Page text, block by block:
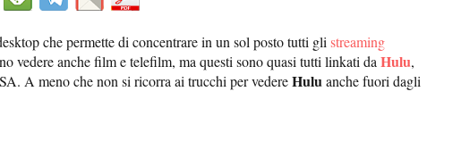
che permette di concentrare in un sol posto tutti gli streaming
vedere anche film e telefilm, ma questi sono quasi tutti linkati da Hulu,
A meno che non si ricorra ai trucchi per vedereHuluanche fuori dagli